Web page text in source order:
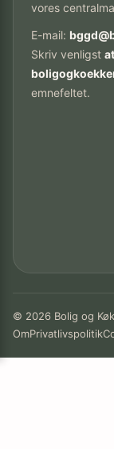
vores
E-mail:
Skriv venligst
emnefeltet.
© 2026 Bolig og
OmPrivatlivspolitik